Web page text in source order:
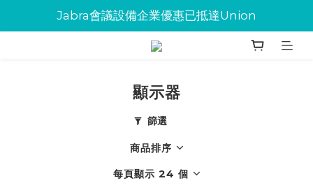
Jabra會議設備企業優惠已抵達Union
Jabra會議設備企業優惠已抵達Union
環保碳粉歡迎大量下單
顯示器
篩選
商品排序
每頁顯示 24 個